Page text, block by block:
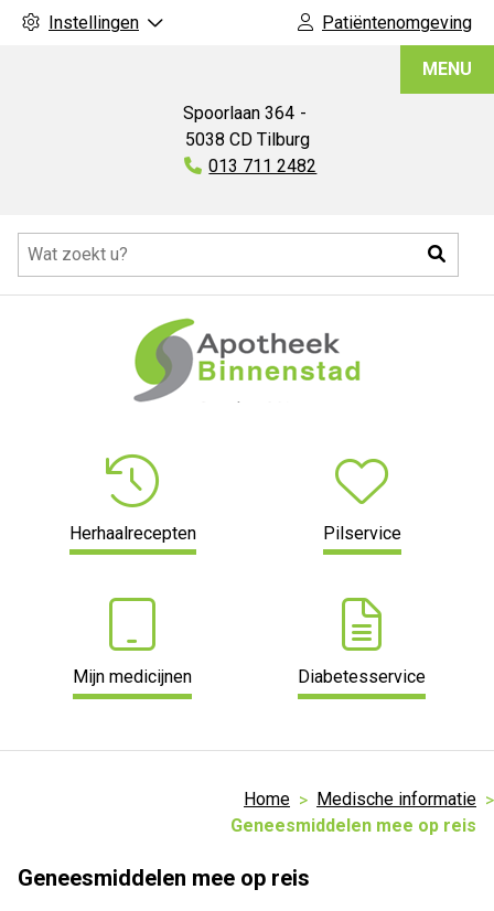
Instellingen Patiëntenomgeving
Spoorlaan 364
5038 CD Tilburg
Tel:
013 711 2482
MENU
Herhaalrecepten Pilservice
Mijn medicijnen Diabetesservice
Home
Medische informatie
Geneesmiddelen mee op reis
Geneesmiddelen mee op reis